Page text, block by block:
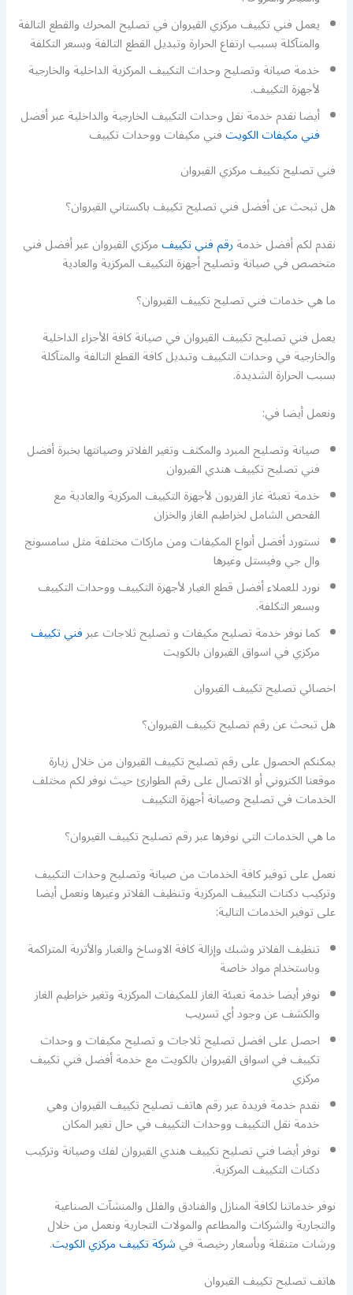
يعمل فني تكييف مركزي القيروان في تصليح المحرك والقطع التالفة
والمتآكلة بسبب ارتفاع الحرارة وتبديل القطع التالفة وبسعر التكلفة
خدمة صيانة وتصليح وحدات التكييف المركزية الداخلية والخارجية
لأجهزة التكييف.
أيضا نقدم خدمة نقل وحدات التكييف الخارجية والداخلية عبر أفضل
فني مكيفات الكويتفني مكيفات ووحدات تكييف
فني تصليح تكييف مركزي القيروان
هل تبحث عن أفضل فني تصليح تكييف باكستاني القيروان؟
نقدم لكم أفضل خدمةرقم فني تكييفمركزي القيروان عبر أفضل فني
متخصص في صيانة وتصليح أجهزة التكييف المركزية والعادية
ما هي خدمات فني تصليح تكييف القيروان؟
يعمل فني تصليح تكييف القيروان في صيانة كافة الأجزاء الداخلية
والخارجية في وحدات التكييف وتبديل كافة القطع التالفة والمتآكلة
بسبب الحرارة الشديدة.
ونعمل أيضا في:
صيانة وتصليح المبرد والمكثف وتغير الفلاتر وصيانتها بخبرة أفضل
فني تصليح تكييف هندي القيروان
خدمة تعبئة غاز الفريون لأجهزة التكييف المركزية والعادية مع
الفحص الشامل لخراطيم الغاز والخزان
نستورد أفضل أنواع المكيفات ومن ماركات مختلفة مثل سامسونج
وال جي وفيستل وغيرها
نورد للعملاء أفضل قطع الغيار لأجهزة التكييف ووحدات التكييف
وبسعر التكلفة.
كما نوفر خدمة تصليح مكيفات و تصليح ثلاجات عبرفني تكييف
مركزي في اسواق القيروان بالكويت
اخصائي تصليح تكييف القيروان
هل تبحث عن رقم تصليح تكييف القيروان؟
يمكنكم الحصول على رقم تصليح تكييف القيروان من خلال زيارة
موقعنا الكتروني أو الاتصال على رقم الطوارئ حيث نوفر لكم مختلف
الخدمات في تصليح وصيانة أجهزة التكييف
ما هي الخدمات التي نوفرها عبر رقم تصليح تكييف القيروان؟
نعمل على توفير كافة الخدمات من صيانة وتصليح وحدات التكييف
وتركيب دكتات التكييف المركزية وتنظيف الفلاتر وغيرها ونعمل أيضا
على توفير الخدمات التالية:
تنظيف الفلاتر وشبك وإزالة كافة الاوساخ والغبار والأتربة المتراكمة
وباستخدام مواد خاصة
نوفر أيضا خدمة تعبئة الغاز للمكيفات المركزية وتغير خراطيم الغاز
والكشف عن وجود أي تسريب
احصل على افضل تصليح ثلاجات و تصليح مكيفات و وحدات
تكييف في اسواق القيروان بالكويت مع خدمة أفضل فني تكييف
مركزي
نقدم خدمة فريدة عبر رقم هاتف تصليح تكييف القيروان وهي
خدمة نقل التكييف ووحدات التكييف في حال تغير المكان
نوفر أيضا فني تصليح تكييف هندي القيروان لفك وصيانة وتركيب
دكتات التكييف المركزية.
نوفر خدماتنا لكافة المنازل والفنادق والفلل والمنشآت الصناعية
والتجارية والشركات والمطاعم والمولات التجارية ونعمل من خلال
ورشات متنقلة وبأسعار رخيصة فيشركة تكييف مركزي الكويت.
هاتف تصليح تكييف القيروان